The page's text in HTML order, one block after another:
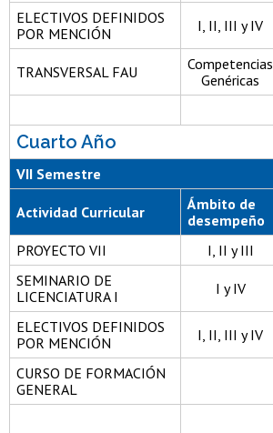
ELECTIVOS DEFINIDOS
POR MENCIÓN
I, II, III y IV
TRANSVERSAL FAU
Competencias
Genéricas
Cuarto Año
VII Semestre
Actividad Curricular
Ámbito de
desempeño
PROYECTO VII
I, II y III
SEMINARIO DE
LICENCIATURA I
I y IV
ELECTIVOS DEFINIDOS
POR MENCIÓN
I, II, III y IV
CURSO DE FORMACIÓN
GENERAL